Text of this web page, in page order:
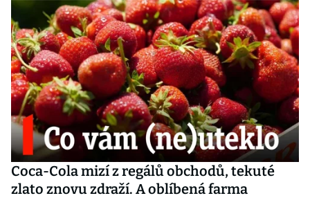
Coca-Cola mizí z regálů obchodů, tekuté
zlato znovu zdraží. A oblíbená farma